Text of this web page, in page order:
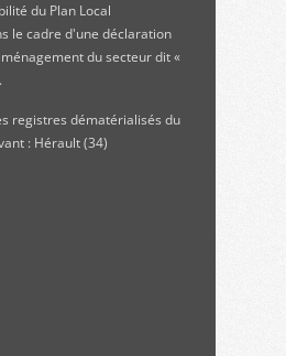
du Plan Local
le cadre d'une déclaration
du secteur dit «
registres dématérialisés du
: Hérault (34)